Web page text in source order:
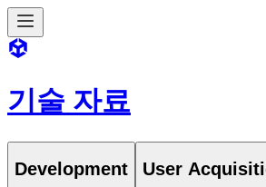
기술 자료
Development User